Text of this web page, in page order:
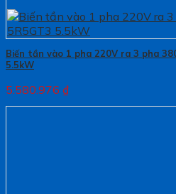
Biến tần vào 1 pha 220V ra 3 pha
5.5kW
5.580.976 ₫